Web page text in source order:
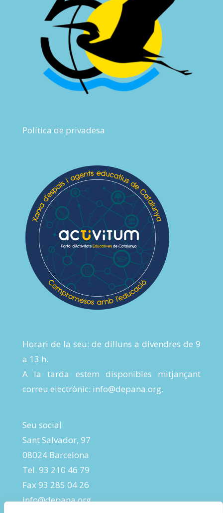
Política de privadesa
Horari de la seu: de dilluns a divendres de 9
a 13 h.
A la tarda estem disponibles mitjançant
correu electrònic: info@depana.org.
Seu social
Sant Salvador, 97
08024 Barcelona
Tel. 93 210 46 79
Fax 93 285 04 26
info@depana.org